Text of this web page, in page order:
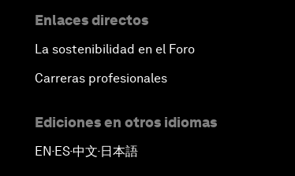
Enlaces directos
La sostenibilidad en el Foro
Carreras profesionales
Ediciones en otros idiomas
EN▪ES▪中文▪ 日本語